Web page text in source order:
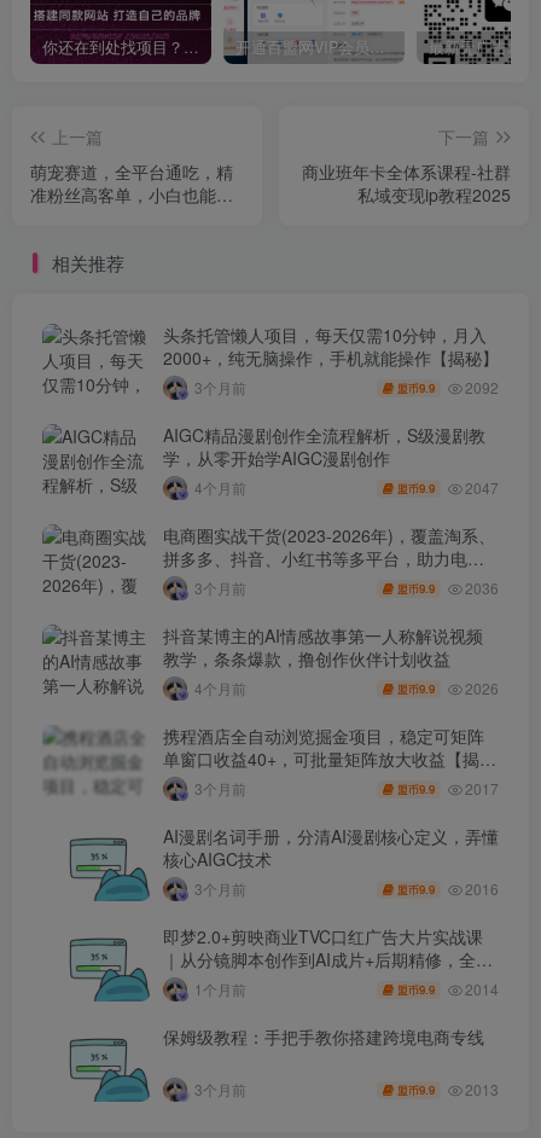
你还在到处找项目？还在当韭菜？我靠卖项目一个月收入5万+，曾经我也是个失败者。 开通百盟网VIP会员，尊享全站资源免费下载，享70%的推广提成！！【限时五折优惠】
上一篇
萌宠赛道，全平台通吃，精
准粉丝高客单，小白也能轻
下一篇
商业班年卡全体系课程-社群
私域变现ip教程2025
相关推荐
头条托管懒人项目，每天仅需10分钟，月入
2000+，纯无脑操作，手机就能操作【揭秘】
3个月前 盟币9.9 2092
AIGC精品漫剧创作全流程解析，S级漫剧教
学，从零开始学AIGC漫剧创作
4个月前 盟币9.9 2047
电商圈实战干货(2023-2026年)，覆盖淘系、
拼多多、抖音、小红书等多平台，助力电商
人避开坑、提效率、稳盈利(更新4月)
3个月前 盟币9.9 2036
抖音某博主的AI情感故事第一人称解说视频
教学，条条爆款，撸创作伙伴计划收益
4个月前 盟币9.9 2026
携程酒店全自动浏览掘金项目，稳定可矩阵
单窗口收益40+，可批量矩阵放大收益【揭
秘】3个月前 盟币9.9 2017
AI漫剧名词手册，分清AI漫剧核心定义，弄懂
核心AIGC技术
3个月前 盟币9.9 2016
即梦2.0+剪映商业TVC口红广告大片实战课
｜从分镜脚本创作到AI成片+后期精修，全流
程打造品牌级产品广告
1个月前 盟币9.9 2014
保姆级教程：手把手教你搭建跨境电商专线
3个月前 盟币9.9 2013